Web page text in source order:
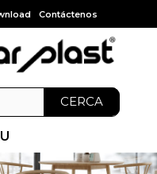
Contáctenos
CERCA